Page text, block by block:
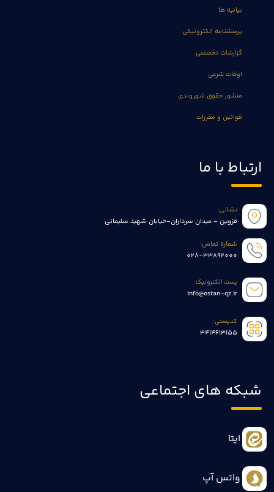
بیانیه ها
پرسشنامه الکترونیکی
گزارشات تخصصی
اوقات شرعی
منشور حقوق شهروندی
قوانین و مقررات
ارتباط با ما
نشانی:
قزوین - میدان سرداران-خیابان شهید سلیمانی
شماره تماس:
028-33892000
پست الکترونیک:
info@ostan-qz.ir
کدپستی:
3414613155
شبکه های اجتماعی
ایتا
واتس آپ